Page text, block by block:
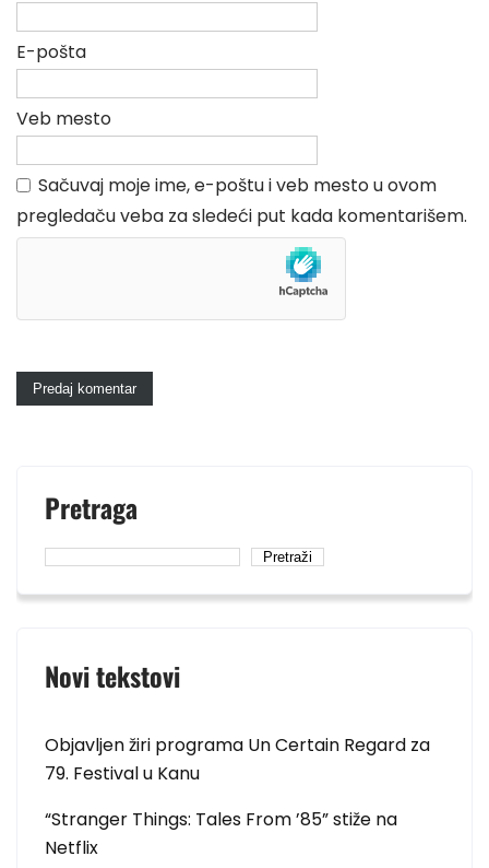
E-pošta
Veb mesto
Sačuvaj moje ime, e-poštu i veb mesto u ovom
pregledaču veba za sledeći put kada komentarišem.
Pretraga
Pretraži
Novi tekstovi
Objavljen žiri programa Un Certain Regard za
79. Festival u Kanu
“Stranger Things: Tales From ’85” stiže na
Netflix